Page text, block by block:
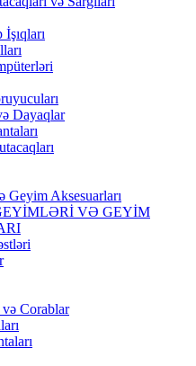
Dayaqlar
Geyim Aksesuarları
VƏ GEYİM
və Corablar